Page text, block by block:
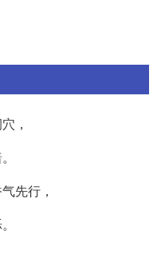
，
先行，